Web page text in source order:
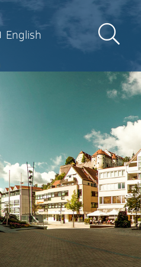
English